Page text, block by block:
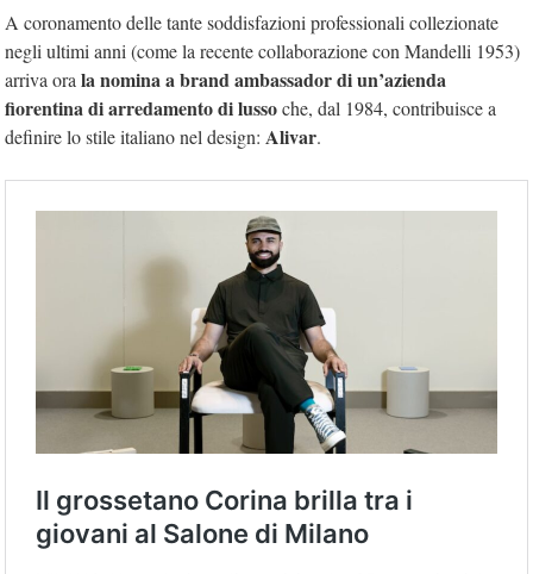
A coronamento delle tante soddisfazioni professionali collezionate
negli ultimi anni (come la recente collaborazione con Mandelli 1953)
arriva ora la nomina a brand ambassador di un’azienda
fiorentina di arredamento di lussoche, dal 1984, contribuisce a
definire lo stile italiano nel design: Alivar.